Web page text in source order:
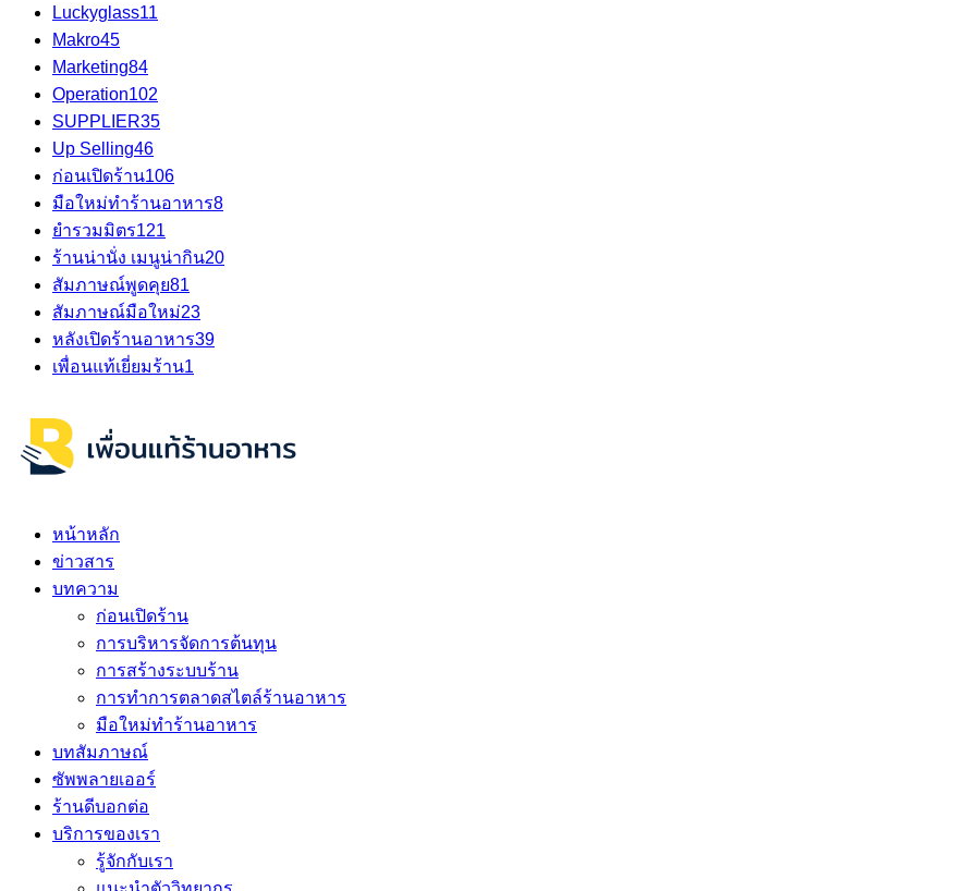
Luckyglass11
Makro45
Marketing84
Operation102
SUPPLIER35
Up Selling46
ก่อนเปิดร้าน106
มือใหม่ทำร้านอาหาร8
ยำรวมมิตร121
ร้านน่านั่ง เมนูน่ากิน20
สัมภาษณ์พูดคุย81
สัมภาษณ์มือใหม่23
หลังเปิดร้านอาหาร39
เพื่อนแท้เยี่ยมร้าน1
หน้าหลัก
ข่าวสาร
บทความ
ก่อนเปิดร้าน
การบริหารจัดการต้นทุน
การสร้างระบบร้าน
การทำการตลาดสไตล์ร้านอาหาร
มือใหม่ทำร้านอาหาร
บทสัมภาษณ์
ซัพพลายเออร์
ร้านดีบอกต่อ
บริการของเรา
รู้จักกับเรา